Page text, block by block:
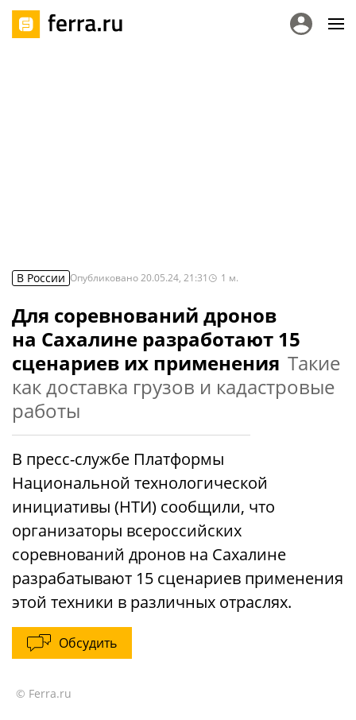
В России Опубликовано20.05.24, 21:31 1 м.
Для соревнований дронов
на Сахалине разработают 15
сценариев их применения Такие
как доставка грузов и кадастровые
работы
В пресс-службе Платформы
Национальной технологической
инициативы (НТИ) сообщили, что
организаторы всероссийских
соревнований дронов на Сахалине
разрабатывают 15 сценариев применения
этой техники в различных отраслях.
Обсудить
© Ferra.ru